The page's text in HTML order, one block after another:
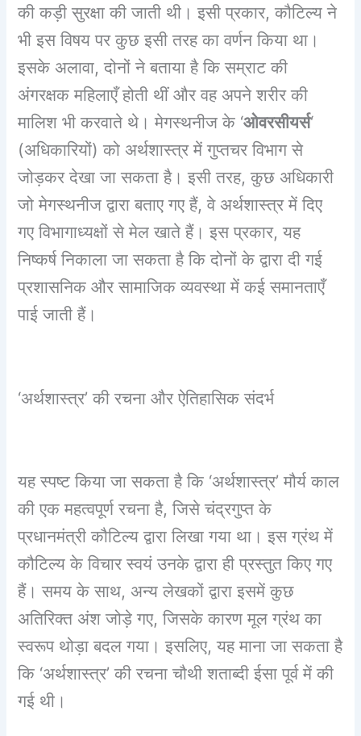
की कड़ी सुरक्षा की जाती थी। इसी प्रकार, कौटिल्य ने
भी इस विषय पर कुछ इसी तरह का वर्णन किया था।
इसके अलावा, दोनों ने बताया है कि सम्राट की
अंगरक्षक महिलाएँ होती थीं और वह अपने शरीर की
मालिश भी करवाते थे। मेगस्थनीज के ‘ओवरसीयर्स‘
(अधिकारियों) को अर्थशास्त्र में गुप्तचर विभाग से
जोड़कर देखा जा सकता है। इसी तरह, कुछ अधिकारी
जो मेगस्थनीज द्वारा बताए गए हैं, वे अर्थशास्त्र में दिए
गए विभागाध्यक्षों से मेल खाते हैं। इस प्रकार, यह
निष्कर्ष निकाला जा सकता है कि दोनों के द्वारा दी गई
प्रशासनिक और सामाजिक व्यवस्था में कई समानताएँ
पाई जाती हैं।
‘अर्थशास्त्र’ की रचना और ऐतिहासिक संदर्भ
यह स्पष्ट किया जा सकता है कि ‘अर्थशास्त्र’ मौर्य काल
की एक महत्वपूर्ण रचना है, जिसे चंद्रगुप्त के
प्रधानमंत्री कौटिल्य द्वारा लिखा गया था। इस ग्रंथ में
कौटिल्य के विचार स्वयं उनके द्वारा ही प्रस्तुत किए गए
हैं। समय के साथ, अन्य लेखकों द्वारा इसमें कुछ
अतिरिक्त अंश जोड़े गए, जिसके कारण मूल ग्रंथ का
स्वरूप थोड़ा बदल गया। इसलिए, यह माना जा सकता है
कि ‘अर्थशास्त्र’ की रचना चौथी शताब्दी ईसा पूर्व में की
गई थी।